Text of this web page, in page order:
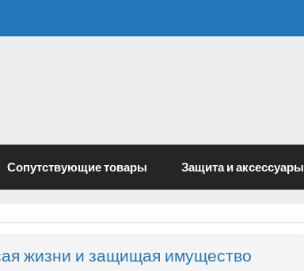
Сопутствующие товары Защита и аксессуары
жизни и защищая имущество